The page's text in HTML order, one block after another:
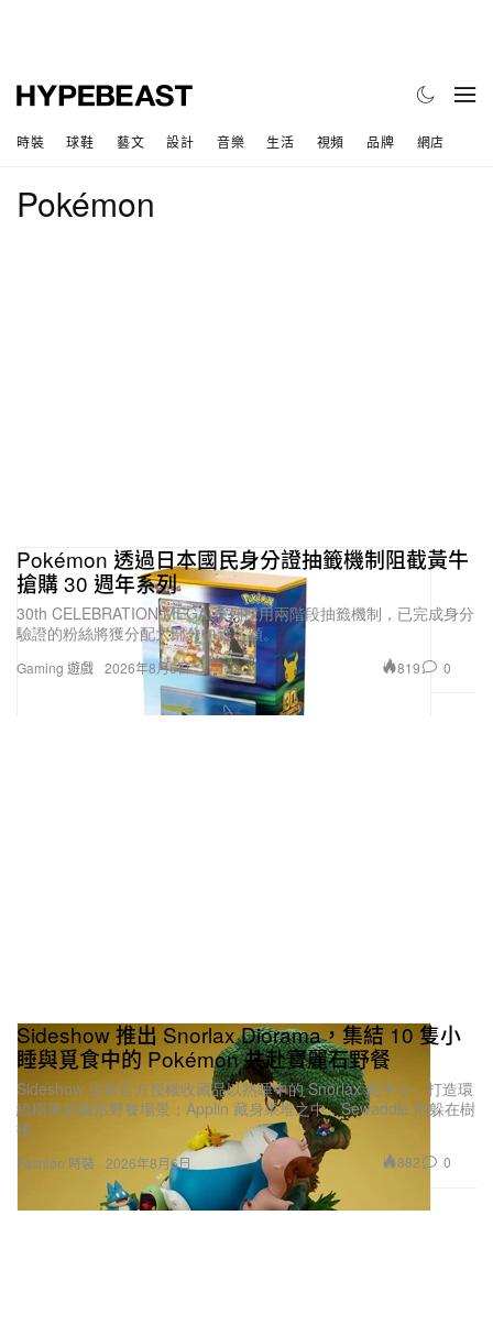
時裝 球鞋 藝文 設計 音樂 生活 視頻 品牌 網店
Pokémon
Gaming 遊戲
Pokémon 透過日本國民身分證抽籤機制阻截黃牛
搶購 30 週年系列
30th CELEBRATION MEGA 系列採用兩階段抽籤機制，已完成身分
驗證的粉絲將獲分配大部分中籤名額。
2026年8月6日 819 0
Fashion 時裝
Sideshow 推出 Snorlax Diorama，集結 10 隻小
睡與覓食中的 Pokémon 共赴寶麗石野餐
Sideshow 這款官方授權收藏品以熟睡中的 Snorlax 為中心，打造環
繞樹果的圓形野餐場景；Applin 藏身果堆之中，Sewaddle 則躲在樹
後。
2026年8月6日 882 0